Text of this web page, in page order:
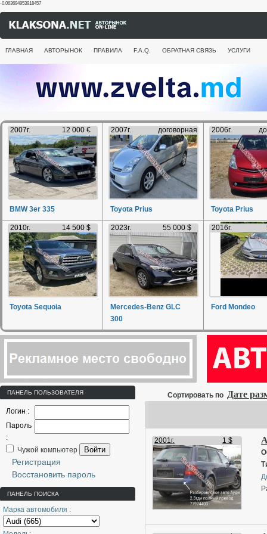
-0.063694953918457
ГЛАВНАЯ АВТОРЫНОК ПРАВИЛА F.A.Q. ОБРАТНАЯ СВЯЗЬ УСЛУГИ
2007г. 12 000 €
BMW 3er 335
2007г. договорная
Toyota Prius
2006г.
Toyota Prius
2010г. 14 500 $
Toyota Sequoia
2023г. 55 000 $
Mercedes-Benz GLC
300
2016г.
Ford Mondeo
ПАНЕЛЬ ПОЛЬЗОВАТЕЛЯ
Логин :
Пароль
:
Чужой компьютер
Войти
Регистрация
Восстановить пароль
ПАНЕЛЬ ПОИСКА
Марка автомобиля :
Сортировать по Дате
2001г. 1 $